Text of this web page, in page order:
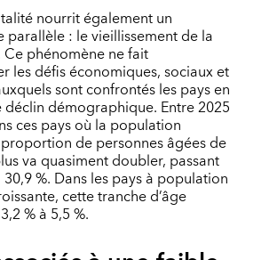
nourrit également un
parallèle : le vieillissement de la
phénomène ne fait
les défis économiques, sociaux et
sont confrontés les pays en
démographique. Entre 2025
ces pays où la population
de personnes âgées de
va quasiment doubler, passant
30,9 %. Dans les pays à population
cette tranche d’âge
% à 5,5 %.